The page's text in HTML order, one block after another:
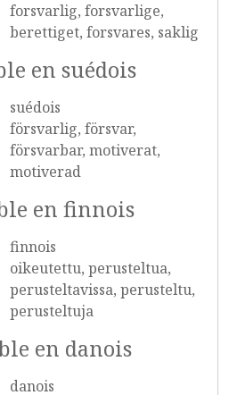
forsvarlig, forsvarlige,
berettiget, forsvares, saklig
en suédois
suédois
försvarlig, försvar,
försvarbar, motiverat,
motiverad
en finnois
finnois
oikeutettu, perusteltua,
perusteltavissa, perusteltu,
perusteltuja
en danois
danois